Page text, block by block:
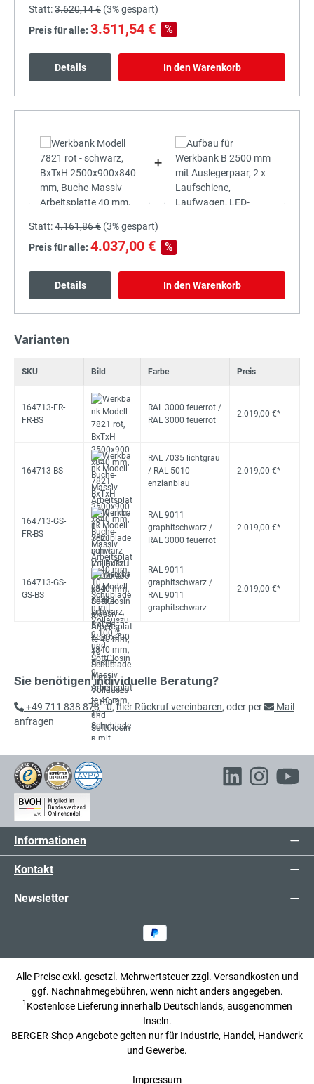
Statt:3.620,14 € (3%gespart)
Preis für alle: 3.511,54 € %
Details In den Warenkorb
+
Statt:4.161,86 € (3%gespart)
Preis für alle: 4.037,00 € %
Details In den Warenkorb
Varianten
SKU Bild Farbe Preis
164713-FR-
FR-BS
RAL 3000 feuerrot /
RAL 3000 feuerrot
2.019,00 €*
164713-BS
RAL 7035 lichtgrau
/ RAL 5010
enzianblau
2.019,00 €*
164713-GS-
FR-BS
RAL 9011
graphitschwarz /
RAL 3000 feuerrot
2.019,00 €*
164713-GS-
GS-BS
RAL 9011
graphitschwarz /
RAL 9011
graphitschwarz
2.019,00 €*
Sie benötigen individuelle Beratung?
+49 711 838 878 - 0,hier Rückruf vereinbaren, oder per
Mail
anfragen
Informationen
Kontakt
Newsletter
Alle Preise exkl. gesetzl. Mehrwertsteuer zzgl. Versandkosten und
ggf. Nachnahmegebühren, wenn nicht anders angegeben.
1 Kostenlose Lieferung innerhalb Deutschlands, ausgenommen
Inseln.
BERGER-Shop Angebote gelten nur für Industrie, Handel, Handwerk
und Gewerbe.
Impressum